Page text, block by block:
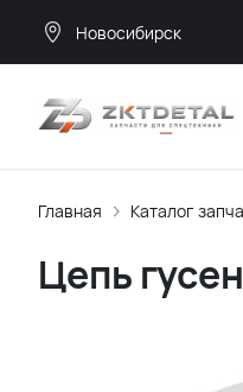
Новосибирск
Главная Каталог
Цепь